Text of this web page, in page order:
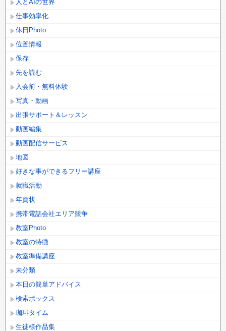
人とAIの世界
仕事効率化
休日Photo
位置情報
保存
先を読む
入会前・無料体験
写真・動画
出張サポート＆レッスン
動画編集
動画配信サービス
地図
好きな事ができるフリー講座
就職活動
年賀状
携帯電話会社エリア競争
教室Photo
教室の特徴
教室準備講座
未分類
本日の簡単アドバイス
検索ボックス
珈琲タイム
生徒様作品集